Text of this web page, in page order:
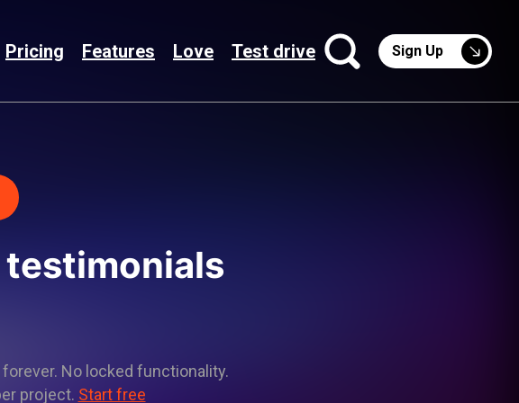
Pricing Features Love Test drive Sign Up
No locked functionality.
project. Start free